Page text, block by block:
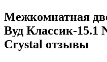
Межкомнатная
Вуд Классик-15.1
Сrystal отзывы